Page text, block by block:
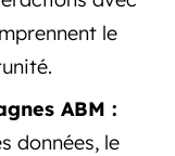
le
ABM :
données, le